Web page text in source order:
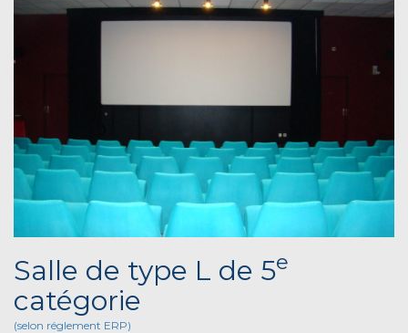
Salle de type L de 5e
catégorie
(selon réglement ERP)